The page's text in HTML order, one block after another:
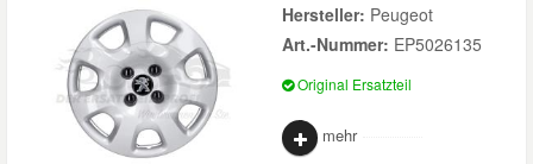
Hersteller: Peugeot
Art.-Nummer: EP5026135
Original Ersatzteil
mehr